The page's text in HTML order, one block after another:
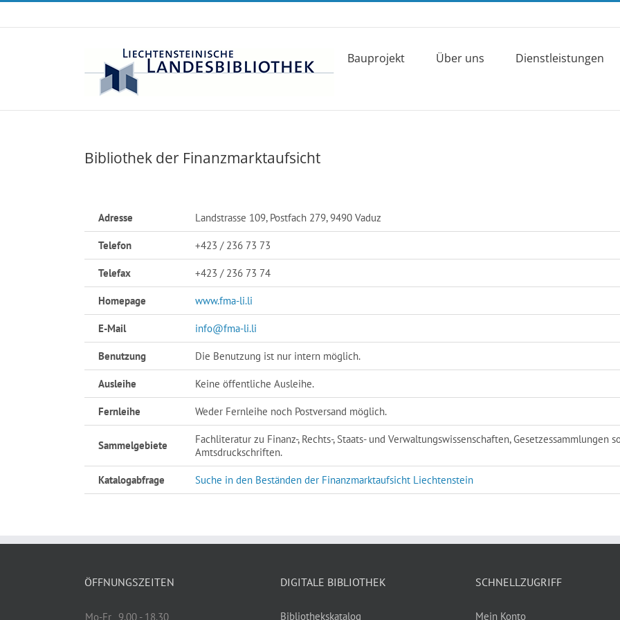
Zum
springen
Bauprojekt Über uns Dienstleistungen
Bibliothek der Finanzmarktaufsicht
Adresse Landstrasse 109, Postfach 279, 9490 Vaduz
Telefon +423 / 236 73 73
Telefax +423 / 236 73 74
Homepage www.fma-li.li
E-Mail info@fma-li.li
Benutzung Die Benutzung ist nur intern möglich.
Ausleihe Keine öffentliche Ausleihe.
Fernleihe Weder Fernleihe noch Postversand möglich.
Sammelgebiete
Fachliteratur zu Finanz-, Rechts-, Staats- und Verwaltungswissenschaften, Gesetzessammlungen
Amtsdruckschriften.
Katalogabfrage Suche in den Beständen der Finanzmarktaufsicht Liechtenstein
ÖFFNUNGSZEITEN
Mo-Fr 9.00 - 18.30
DIGITALE BIBLIOTHEK
Bibliothekskatalog
SCHNELLZUGRIFF
Mein Konto